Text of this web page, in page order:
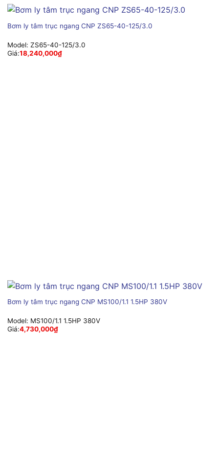
Bơm ly tâm trục ngang CNP ZS65-40-125/3.0
Model: ZS65-40-125/3.0
Giá:18,240,000₫
Bơm ly tâm trục ngang CNP MS100/1.1 1.5HP 380V
Model: MS100/1.1 1.5HP 380V
Giá:4,730,000₫